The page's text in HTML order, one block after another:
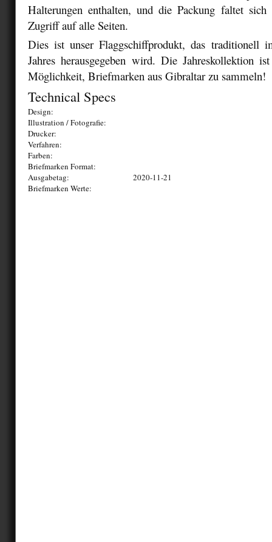
Halterungen enthalten, und die Packung faltet
Zugriff auf alle Seiten.
Dies ist unser Flaggschiffprodukt, das traditionell
Jahres herausgegeben wird. Die Jahreskollektion
Möglichkeit, Briefmarken aus Gibraltar zu sammeln!
Technical Specs
Design:
Illustration / Fotografie:
Drucker:
Verfahren:
Farben:
Briefmarken Format:
Ausgabetag:
2020-11-21
Briefmarken Werte: